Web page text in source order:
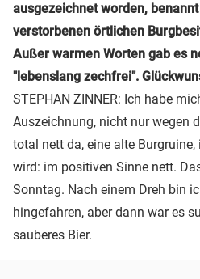
ausgezeichnet worden, benannt
verstorbenen örtlichen
Außer warmen Worten gab es
"lebenslang zechfrei".
STEPHAN ZINNER: Ich habe
Auszeichnung, nicht nur wegen
total nett da, eine alte
wird: im positiven Sinne nett.
Sonntag. Nach einem Dreh bin
hingefahren, aber dann war es
sauberes Bier.